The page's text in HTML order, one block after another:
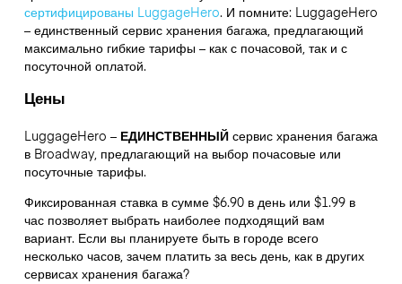
сертифицированы LuggageHero. И помните: LuggageHero
– единственный сервис хранения багажа, предлагающий
максимально гибкие тарифы – как с почасовой, так и с
посуточной оплатой.
Цены
LuggageHero – ЕДИНСТВЕННЫЙсервис хранения багажа
в Broadway, предлагающий на выбор почасовые или
посуточные тарифы.
Фиксированная ставка в сумме $6.90 в день или $1.99 в
час позволяет выбрать наиболее подходящий вам
вариант. Если вы планируете быть в городе всего
несколько часов, зачем платить за весь день, как в других
сервисах хранения багажа?